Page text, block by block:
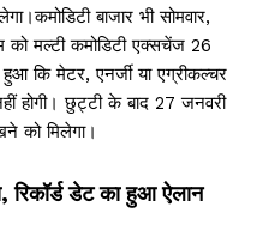
बाजार भी सोमवार,
मल्टी कमोडिटी एक्सचेंज 26
कि मेटर, एनर्जी या एग्रीकल्चर
होगी। छुट्टी के बाद 27 जनवरी
को मिलेगा।
रिकॉर्ड डेट का हुआ ऐलान